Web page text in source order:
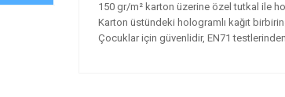
150 gr/m² karton üzerine özel tutkal ile
Karton üstündeki hologramlı kağıt
Çocuklar için güvenlidir, EN71